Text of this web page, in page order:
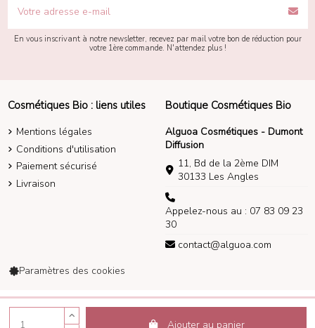
Ajouter au panier
En vous inscrivant à notre newsletter, recevez par mail votre bon de réduction pour
votre 1ère commande. N'attendez plus !
Cosmétiques Bio : liens utiles
Mentions légales
Conditions d'utilisation
Paiement sécurisé
Livraison
Boutique Cosmétiques Bio
Alguoa Cosmétiques - Dumont
Diffusion
11, Bd de la 2ème DIM
30133 Les Angles
Appelez-nous au : 07 83 09 23
30
contact@alguoa.com
Paramètres des cookies
Alguoa Cosmétiques 2014-2026